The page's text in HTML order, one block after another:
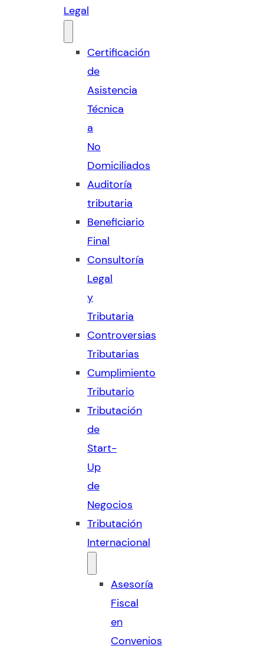
Legal
Certificación
de
Asistencia
Técnica
a
No
Domiciliados
Auditoría
tributaria
Beneficiario
Final
Consultoría
Legal
y
Tributaria
Controversias
Tributarias
Cumplimiento
Tributario
Tributación
de
Start-
Up
de
Negocios
Tributación
Internacional
Asesoría
Fiscal
en
Convenios